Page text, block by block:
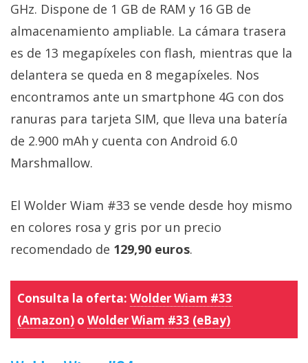
GHz. Dispone de 1 GB de RAM y 16 GB de
almacenamiento ampliable. La cámara trasera
es de 13 megapíxeles con flash, mientras que la
delantera se queda en 8 megapíxeles. Nos
encontramos ante un smartphone 4G con dos
ranuras para tarjeta SIM, que lleva una batería
de 2.900 mAh y cuenta con Android 6.0
Marshmallow.
El Wolder Wiam #33 se vende desde hoy mismo
en colores rosa y gris por un precio
recomendado de 129,90 euros.
Consulta la oferta: Wolder Wiam #33
(Amazon) o Wolder Wiam #33 (eBay)